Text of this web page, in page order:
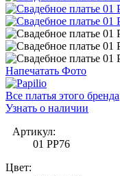
Напечатать Фото
Все платья этого бренда
Узнать о наличии
Артикул:
01 PP76
Цвет: